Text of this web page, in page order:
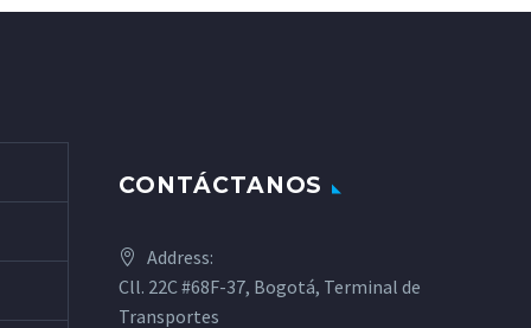
CONTÁCTANOS
Address:
Cll. 22C #68F-37, Bogotá, Terminal de
Transportes